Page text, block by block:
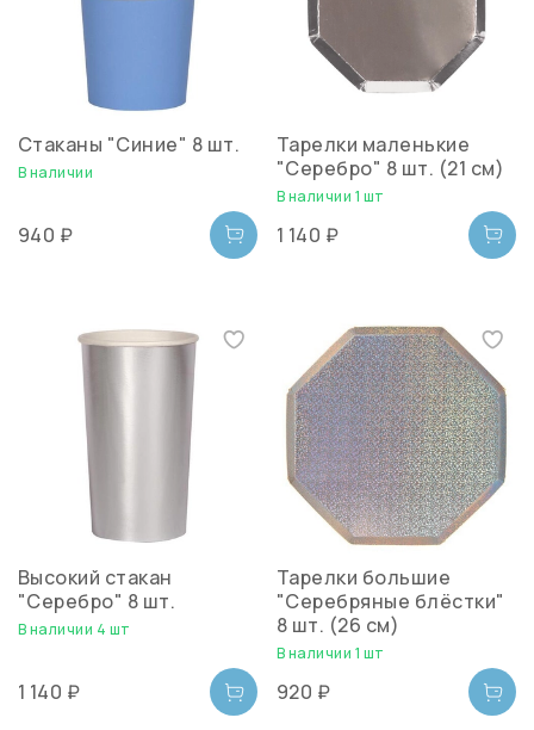
Стаканы "Синие" 8 шт.
В наличии
940 ₽
Тарелки маленькие
"Серебро" 8 шт. (21 см)
В наличии 1 шт
1 140 ₽
Высокий стакан
"Серебро" 8 шт.
В наличии 4 шт
1 140 ₽
Тарелки большие
"Серебряные блёстки"
8 шт. (26 см)
В наличии 1 шт
920 ₽